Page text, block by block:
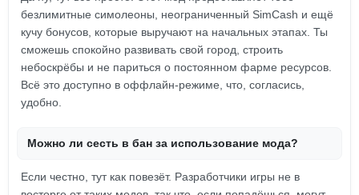
безлимитные симолеоны, неограниченный SimCash и ещё
кучу бонусов, которые выручают на начальных этапах. Ты
сможешь спокойно развивать свой город, строить
небоскрёбы и не париться о постоянном фарме ресурсов.
Всё это доступно в оффлайн-режиме, что, согласись,
удобно.
Можно ли сесть в бан за использование мода?
Если честно, тут как повезёт. Разработчики игры не в